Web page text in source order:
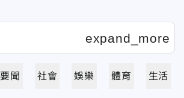
要聞 社會 娛樂 體育 生活